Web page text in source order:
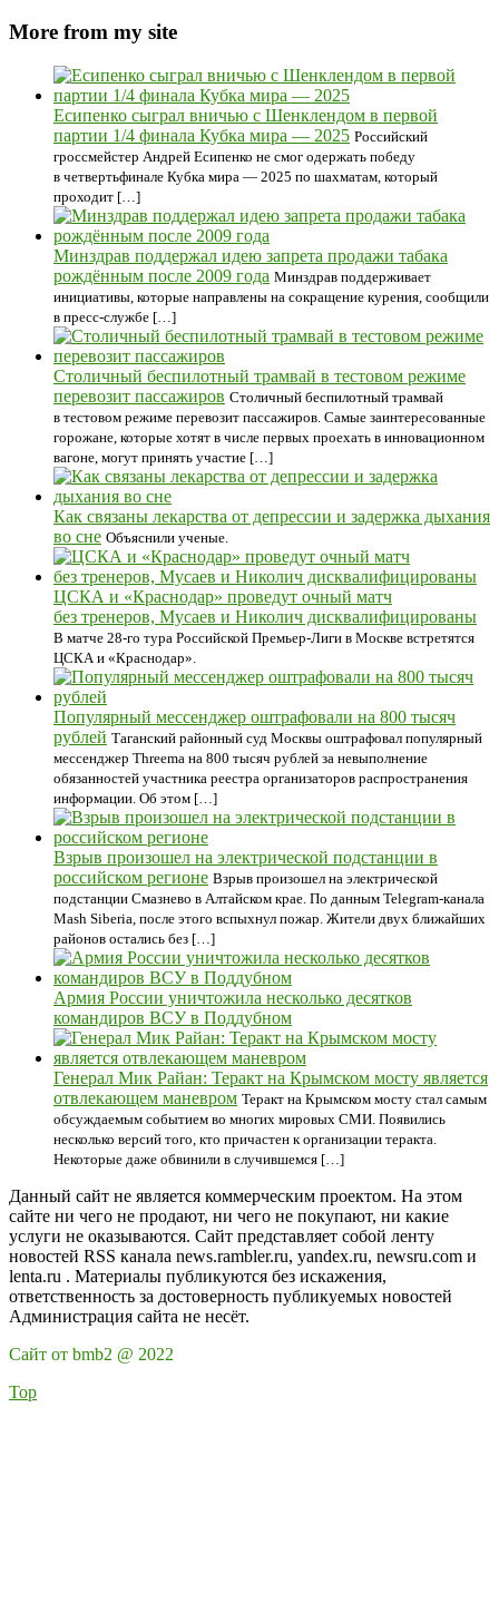
More from my site
Есипенко сыграл вничью с Шенклендом в первой
партии 1/4 финала Кубка мира — 2025 Российский
гроссмейстер Андрей Есипенко не смог одержать победу
в четвертьфинале Кубка мира — 2025 по шахматам, который
проходит […]
Минздрав поддержал идею запрета продажи табака
рождённым после 2009 года Минздрав поддерживает
инициативы, которые направлены на сокращение курения, сообщили
в пресс-службе […]
Столичный беспилотный трамвай в тестовом режиме
перевозит пассажиров Столичный беспилотный трамвай
в тестовом режиме перевозит пассажиров. Самые заинтересованные
горожане, которые хотят в числе первых проехать в инновационном
вагоне, могут принять участие […]
Как связаны лекарства от депрессии и задержка дыхания
во сне Объяснили ученые.
ЦСКА и «Краснодар» проведут очный матч
без тренеров, Мусаев и Николич дисквалифицированы
В матче 28-го тура Российской Премьер-Лиги в Москве встретятся
ЦСКА и «Краснодар».
Популярный мессенджер оштрафовали на 800 тысяч
рублей Таганский районный суд Москвы оштрафовал популярный
мессенджер Threema на 800 тысяч рублей за невыполнение
обязанностей участника реестра организаторов распространения
информации. Об этом […]
Взрыв произошел на электрической подстанции в
российском регионе Взрыв произошел на электрической
подстанции Смазнево в Алтайском крае. По данным Telegram-канала
Mash Siberia, после этого вспыхнул пожар. Жители двух ближайших
районов остались без […]
Армия России уничтожила несколько десятков
командиров ВСУ в Поддубном
Генерал Мик Райан: Теракт на Крымском мосту является
отвлекающем маневром Теракт на Крымском мосту стал самым
обсуждаемым событием во многих мировых СМИ. Появились
несколько версий того, кто причастен к организации теракта.
Некоторые даже обвинили в случившемся […]
Данный сайт не является коммерческим проектом. На этом
сайте ни чего не продают, ни чего не покупают, ни какие
услуги не оказываются. Сайт представляет собой ленту
новостей RSS канала news.rambler.ru, yandex.ru, newsru.com и
lenta.ru . Материалы публикуются без искажения,
ответственность за достоверность публикуемых новостей
Администрация сайта не несёт.
Сайт от bmb2 @ 2022
Top